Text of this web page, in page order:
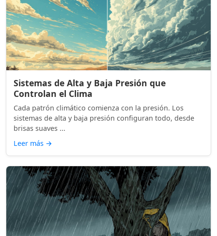
Sistemas de Alta y Baja Presión que
Controlan el Clima
Cada patrón climático comienza con la presión. Los
sistemas de alta y baja presión configuran todo, desde
brisas suaves ...
Leer más →